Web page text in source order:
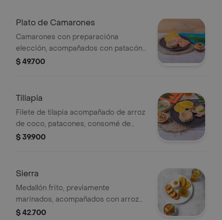
Plato de Camarones
Camarones con preparacióna
elección, acompañados con patacón,
arroz de coco, ensalada con
$ 49.700
Tillapia
Filete de tilapia acompañado de arroz
de coco, patacones, consomé de
pescado y ensalada con zanahoria,
$ 39.900
Sierra
Medallón frito, previamente
marinados, acompañados con arroz
de coco, patacón, consomé de
$ 42.700